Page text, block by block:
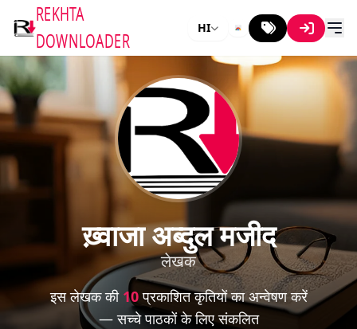
REKHTA
DOWNLOADER
HI
ख़्वाजा अब्दुल मजीद
लेखक
इस लेखक की 10प्रकाशित कृतियों का अन्वेषण करें
— सच्चे पाठकों के लिए संकलित